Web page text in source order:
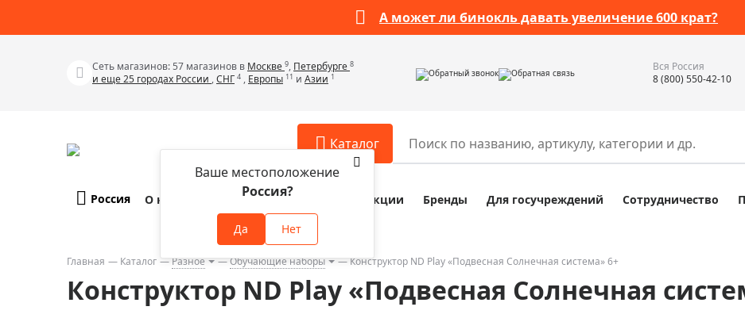
А может ли бинокль давать увеличение 600 крат?
Сеть магазинов: 57 магазинов в Москве 9, Петербурге 8
и еще 25 городах России ,СНГ 4 , Европы 11 и Азии 1 Обратный звонок Обратная связь
Вся Россия
8 (800) 550-42-10
Каталог
Телескопы
Бинокли
Зрительные трубы
Аксессуары для микроскопов
Аксессуары для зрительных труб
Аксессуары для биноклей
Разное
Компасы
Наборы исследователя Bresser
Россия
Ваше местоположение
Россия?
Да Нет
О компании Оплата и доставка Акции Бренды Для госучреждений Сотрудничество
Главная Каталог Разное Обучающие наборы Конструктор ND Play «Подвесная Солнечная система» 6+
Конструктор ND Play «Подвесная Солнечная